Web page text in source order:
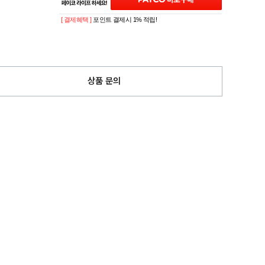
[ 결제혜택 ] 포인트 결제시 1% 적립!
상품 문의